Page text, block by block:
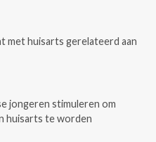
met huisarts gerelateerd aan
jongeren stimuleren om
huisarts te worden